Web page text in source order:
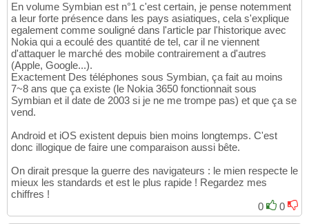
En volume Symbian est n°1 c'est certain, je pense notemment
a leur forte présence dans les pays asiatiques, cela s'explique
egalement comme souligné dans l'article par l'historique avec
Nokia qui a ecoulé des quantité de tel, car il ne viennent
d'attaquer le marché des mobile contrairement a d'autres
(Apple, Google...).
Exactement Des téléphones sous Symbian, ça fait au moins
7~8 ans que ça existe (le Nokia 3650 fonctionnait sous
Symbian et il date de 2003 si je ne me trompe pas) et que ça se
vend.
Android et iOS existent depuis bien moins longtemps. C'est
donc illogique de faire une comparaison aussi bête.
On dirait presque la guerre des navigateurs : le mien respecte le
mieux les standards et est le plus rapide ! Regardez mes
chiffres !
0
0